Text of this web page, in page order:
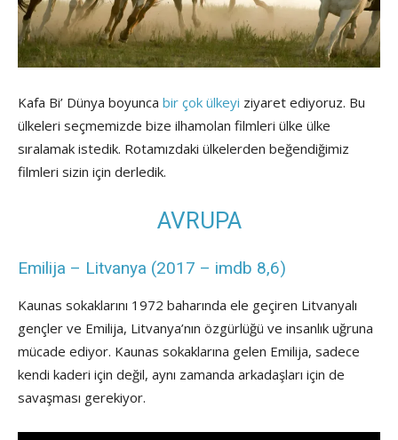
Kafa Bi’ Dünya boyunca bir çok ülkeyi ziyaret ediyoruz. Bu
ülkeleri seçmemizde bize ilhamolan filmleri ülke ülke
sıralamak istedik. Rotamızdaki ülkelerden beğendiğimiz
filmleri sizin için derledik.
AVRUPA
Emilija – Litvanya (2017 – imdb 8,6)
Kaunas sokaklarını 1972 baharında ele geçiren Litvanyalı
gençler ve Emilija, Litvanya’nın özgürlüğü ve insanlık uğruna
mücade ediyor. Kaunas sokaklarına gelen Emilija, sadece
kendi kaderi için değil, aynı zamanda arkadaşları için de
savaşması gerekiyor.